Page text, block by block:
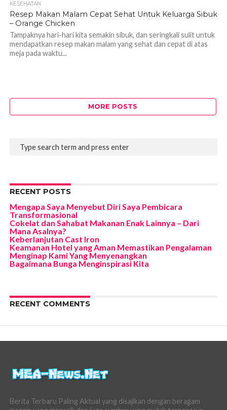
KESEHATAN
Resep Makan Malam Cepat Sehat Untuk Keluarga Sibuk
– Orange Chicken
Tampaknya hari-hari kita semakin sibuk, dan seringkali sulit untuk
mendapatkan resep makan malam yang sehat dan cepat di atas
meja pada waktu...
MORE POSTS
RECENT POSTS
Mengapa Saya Menyebut Diri Saya Pembicara
Transformasional
Cokelat dan Sahabat Makanan Enak Lainnya – Dari
Mana Asalnya?
Keberlanjutan Cast Iron
Keamanan Hotel yang Aman Memastikan Pengalaman
Menginap Kami Yang Menyenangkan
Bagaimana Bunga Menginspirasi Kita
RECENT COMMENTS
Berita Terbaru Paling Aktual yang disajikan dengan beragam